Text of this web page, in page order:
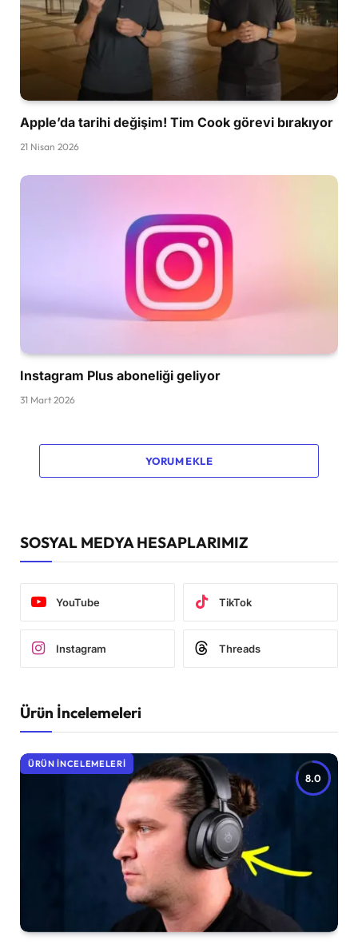
Apple’da tarihi değişim! Tim Cook görevi bırakıyor
21 Nisan 2026
Instagram Plus aboneliği geliyor
31 Mart 2026
YORUM EKLE
SOSYAL MEDYA HESAPLARIMIZ
YouTube TikTok
Instagram Threads
Ürün İncelemeleri
8.0
ÜRÜN İNCELEMELERI